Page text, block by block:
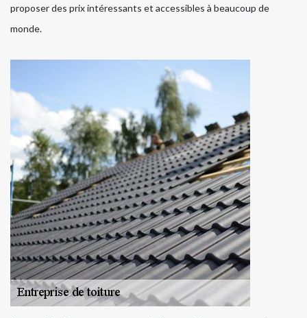
proposer des prix intéressants et accessibles à beaucoup de
monde.